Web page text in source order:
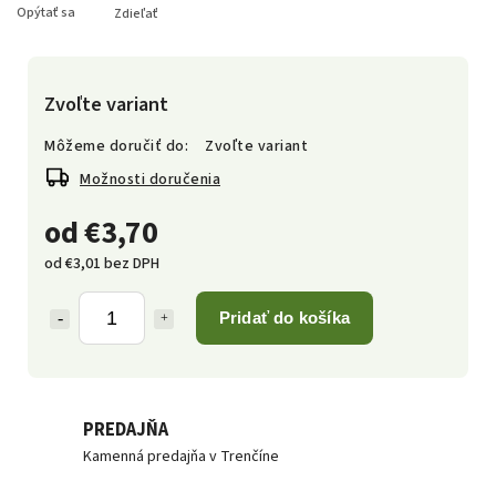
od€3,70
od€3,01 bez DPH
Pridať do košíka
Zvoľte variant
Môžeme doručiť do:
Zvoľte variant
Možnosti doručenia
Opýtať sa Zdieľať
PREDAJŇA
Kamenná predajňa v Trenčíne